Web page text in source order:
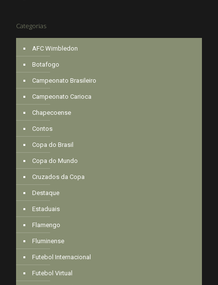
Categorias
AFC Wimbledon
Botafogo
Campeonato Brasileiro
Campeonato Carioca
Chapecoense
Contos
Copa do Brasil
Copa do Mundo
Cruzados da Copa
Destaque
Estaduais
Flamengo
Fluminense
Futebol Internacional
Futebol Virtual